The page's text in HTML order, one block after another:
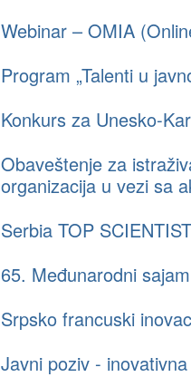
Webinar – OMIA
Program „Talenti u
Konkurs za Unesko-
Obaveštenje za
organizacija u vezi sa
Serbia TOP
65. Međunarodni
Srpsko francuski
Javni poziv -